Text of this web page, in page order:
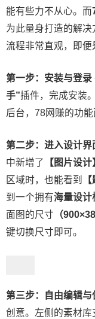
能有些力不从心。而
为此量身打造的解
流程非常直观，即便
第一步：安装与登录
手”插件，完成安装
后台，78网赚的功
第二步：进入设计界
中新增了
【图片设计
区域时，也能看到
到一个拥有海量设计
面图的尺寸 （
键切换尺寸即可。
第三步：自由编辑与
创意。左侧的素材库